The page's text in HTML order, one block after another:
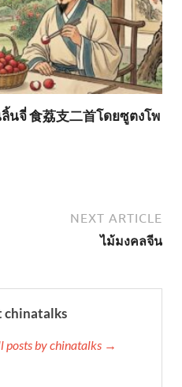
จี่ 食荔支二首โดยซูตงโพ
NEXT ARTICLE
ไม้มงคลจีน
chinatalks
posts by chinatalks →